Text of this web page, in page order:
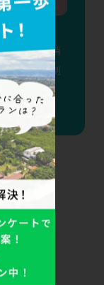
学習
なし」が消
1ビザD/S制